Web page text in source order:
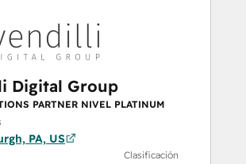
Digital Group
PARTNER NIVEL PLATINUM
PA, US
Clasificación